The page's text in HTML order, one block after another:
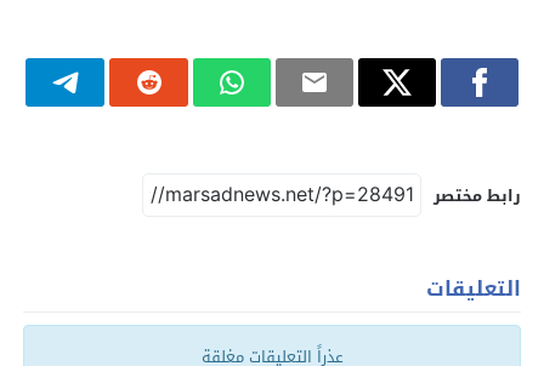
رابط مختصر
التعليقات
عذراً التعليقات مغلقة